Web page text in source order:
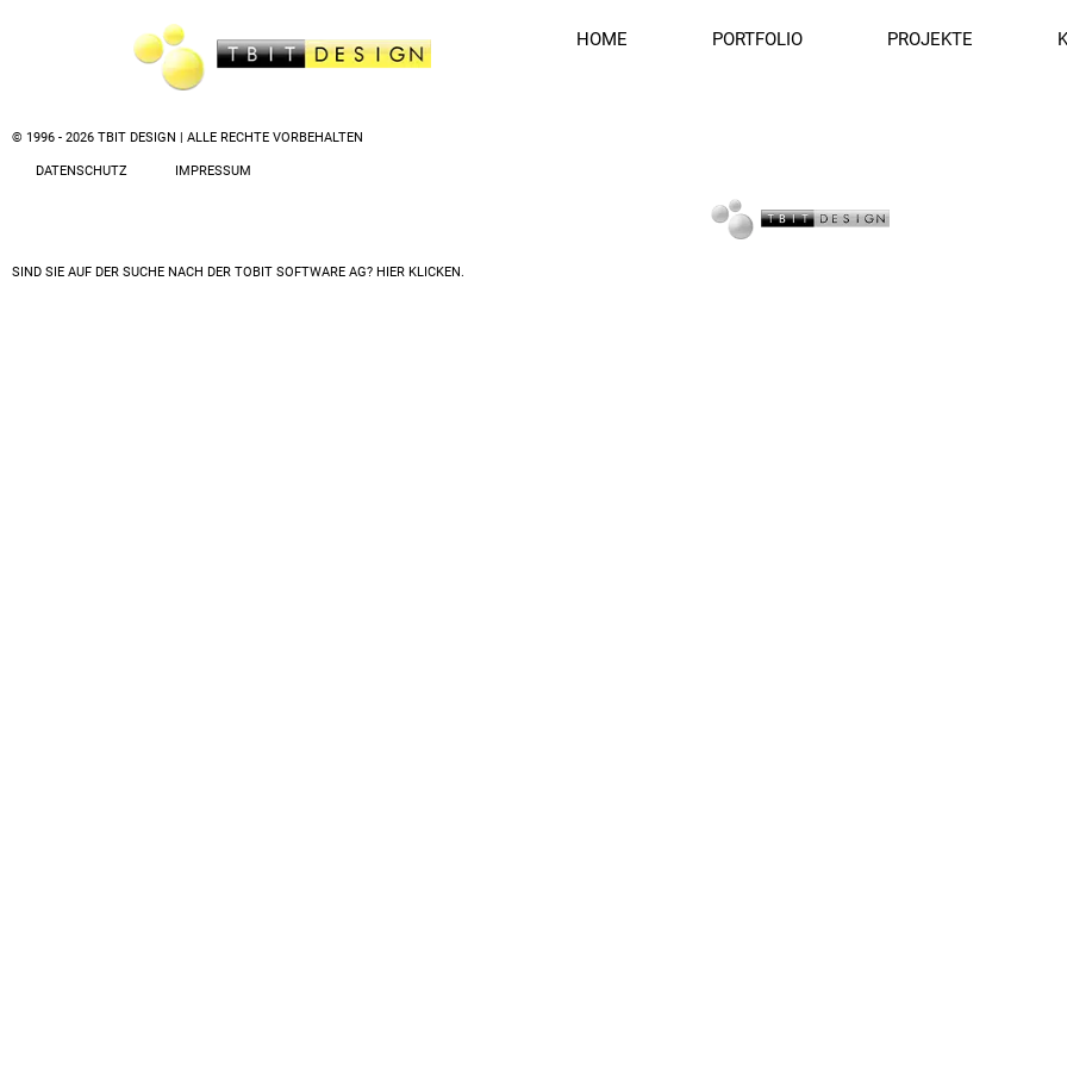
HOME PORTFOLIO PROJEKTE
© 1996 - 2026 TBIT DESIGN | ALLE RECHTE VORBEHALTEN
DATENSCHUTZ IMPRESSUM
SIND SIE AUF DER SUCHE NACH DER TOBIT SOFTWARE AG? HIER KLICKEN.